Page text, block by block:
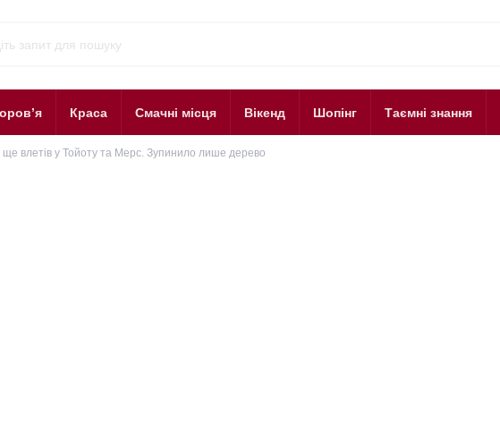
Краса Смачні місця Вікенд Шопінг Таємні знання
ще влетів у Тойоту та Мерс. Зупинило лише дерево